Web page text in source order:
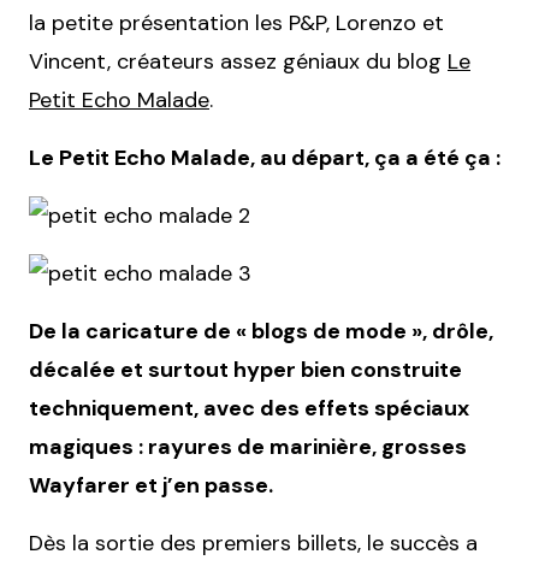
la petite présentation les P&P, Lorenzo et
Vincent, créateurs assez géniaux du blog Le
Petit Echo Malade.
Le Petit Echo Malade, au départ, ça a été ça :
De la caricature de « blogs de mode », drôle,
décalée et surtout hyper bien construite
techniquement, avec des effets spéciaux
magiques : rayures de marinière, grosses
Wayfarer et j’en passe.
Dès la sortie des premiers billets, le succès a